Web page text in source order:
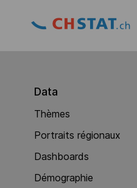
Data
Thèmes
Portraits régionaux
Dashboards
Démographie